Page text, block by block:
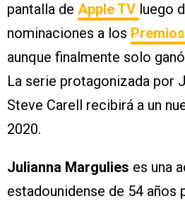
pantalla de Apple TV luego
nominaciones a los
aunque finalmente solo
La serie protagonizada por
Steve Carell recibirá a un
2020.
Julianna Margulies es una
estadounidense de 54 años